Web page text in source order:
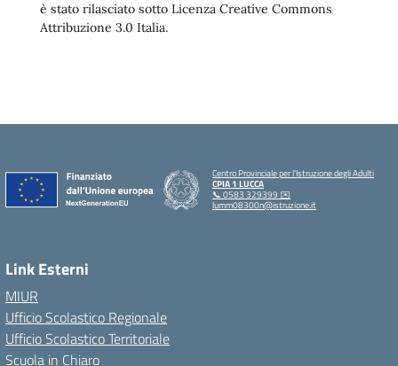
è stato rilasciato sotto Licenza Creative Commons
Attribuzione 3.0 Italia.
Centro Provinciale per l'Istruzione degli Adulti
CPIA 1 LUCCA
📞 0583 329399 ✉️
lumm08300n@istruzione.it
Link Esterni
MIUR
Ufficio Scolastico Regionale
Ufficio Scolastico Territoriale
Scuola in Chiaro